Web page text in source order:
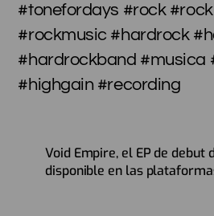
#tonefordays #rock
#rockmusic #hardrock
#hardrockband #musica
#highgain #recording
Void Empire, el EP de debut
disponible en las